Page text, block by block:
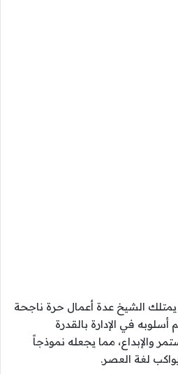
الشيخ عدة أعمال حرة ناجحة
في الإدارة بالقدرة
والإبداع، مما يجعله نموذجاً
لغة العصر.